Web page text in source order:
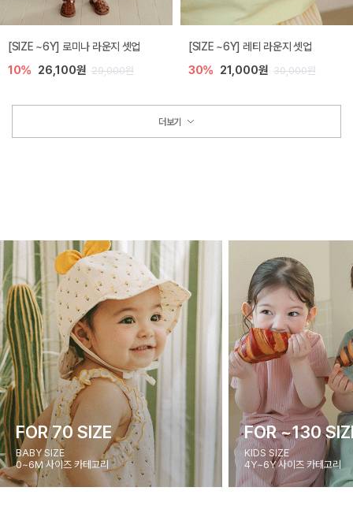
[SIZE ~6Y] 로미나 라운지 셋업
10% 26,100원 29,000원
[SIZE ~6Y] 레티 라운지 셋업
30% 21,000원 30,000원
더보기
FOR 70 SIZE
BABY SIZE
0~6M 사이즈 카테고리
FOR ~130
KIDS SIZE
4Y~6Y 사이즈 카테고리